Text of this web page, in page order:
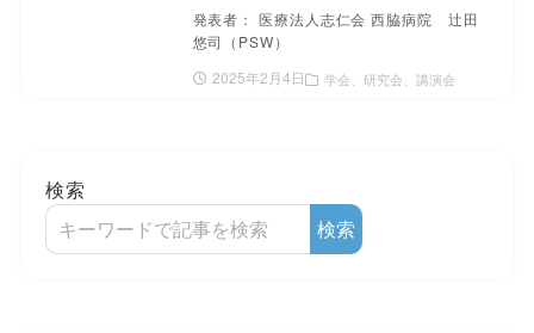
発表者： 医療法人志仁会 西脇病院 辻田
悠司（PSW）
2025年2月4日
学会、研究会、講演会
検索
検索